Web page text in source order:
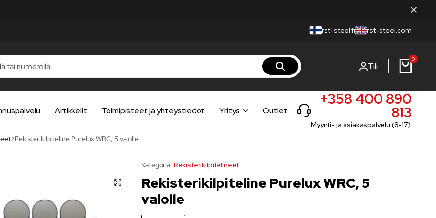
rst-steel.fi rst-steel.com
Tili
0
Artikkelit Toimipisteet ja yhteystiedot Yritys Outlet
+358 400 890
813
Myynti- ja asiakaspalvelu (8-17)
Rekisterikilpiteline Purelux WRC, 5 valolle
Kategoria: Rekisterikilpitelineet
Rekisterikilpiteline Purelux WRC, 5
valolle